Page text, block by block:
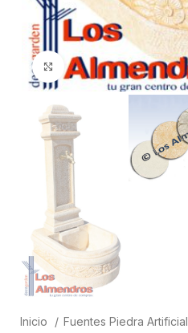
Clic para ampliar
Inicio
Fuentes Piedra Artificial